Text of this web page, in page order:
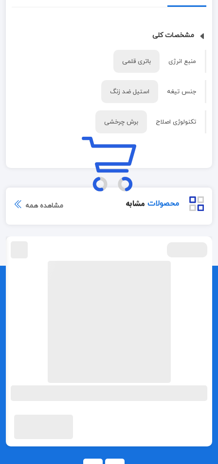
مشخصات کلی
منبع انرژی باتری قلمی
جنس تیغه استیل ضد زنگ
تکنولوژی اصلاح برش چرخشی
محصولات مشابه مشاهده همه